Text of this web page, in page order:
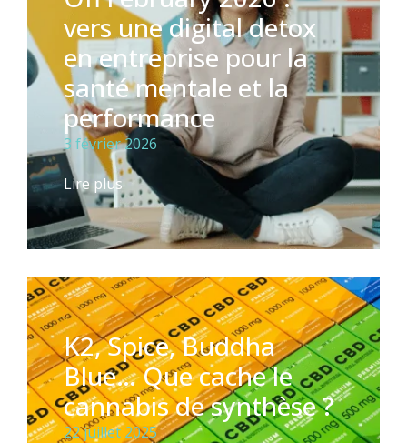
vers une digital detox
en entreprise pour la
santé mentale et la
performance
3 février 2026
Lire plus
K2, Spice, Buddha
Blue… Que cache le
cannabis de synthèse ?
22 juillet 2025